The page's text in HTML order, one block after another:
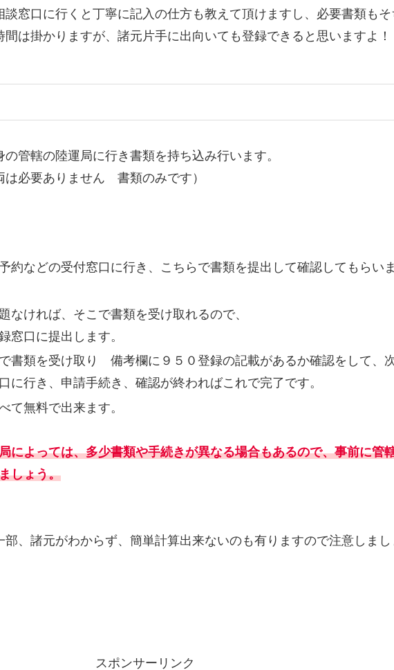
窓口に行くと丁寧に記入の仕方も教えて頂けますし、必要書類もそ
は掛かりますが、諸元片手に出向いても登録できると思いますよ！
管轄の陸運局に行き書類を持ち込み行います。
は必要ありません 書類のみです）
約などの受付窓口に行き、こちらで書類を提出して確認してもらいま
なければ、そこで書類を受け取れるので、
窓口に提出します。
書類を受け取り 備考欄に９５０登録の記載があるか確認をして、
に行き、申請手続き、確認が終わればこれで完了です。
て無料で出来ます。
よっては、多少書類や手続きが異なる場合もあるので、事前に管
しょう。
、諸元がわからず、簡単計算出来ないのも有りますので注意しまし
スポンサーリンク